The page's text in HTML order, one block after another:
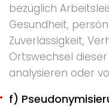
bezüglich
Gesundheit,
Zuverlässigkeit,
Ortswechsel
analysieren oder
f)